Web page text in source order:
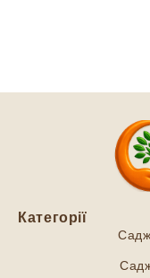
Категорії